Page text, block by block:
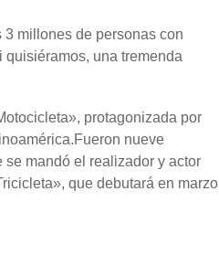
millones de personas con
una tremenda
protagonizada por
nueve
mandó el realizador y actor
que debutará en marzo